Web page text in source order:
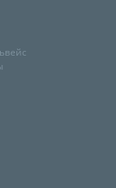
и дымовых трубах.